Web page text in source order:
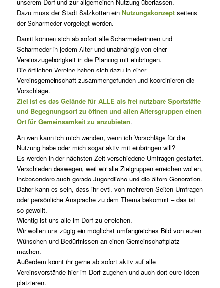
unserem Dorf und zur allgemeinen Nutzung überlassen.
Dazu muss der Stadt Salzkotten ein Nutzungskonzeptseitens
der Scharmeder vorgelegt werden.
Damit können sich ab sofort alle Scharmederinnen und
Scharmeder in jedem Alter und unabhängig von einer
Vereinszugehörigkeit in die Planung mit einbringen.
Die örtlichen Vereine haben sich dazu in einer
Vereinsgemeinschaft zusammengefunden und koordinieren die
Vorschläge.
Ziel ist es das Gelände für ALLE als frei nutzbare Sportstätte
und Begegnungsort zu öffnen und allen Altersgruppen einen
Ort für Gemeinsamkeit zu anzubieten.
An wen kann ich mich wenden, wenn ich Vorschläge für die
Nutzung habe oder mich sogar aktiv mit einbringen will?
Es werden in der nächsten Zeit verschiedene Umfragen gestartet.
Verschieden deswegen, weil wir alle Zielgruppen erreichen wollen,
insbesondere auch gerade Jugendliche und die ältere Generation.
Daher kann es sein, dass ihr evtl. von mehreren Seiten Umfragen
oder persönliche Ansprache zu dem Thema bekommt – das ist
so gewollt.
Wichtig ist uns alle im Dorf zu erreichen.
Wir wollen uns zügig ein möglichst umfangreiches Bild von euren
Wünschen und Bedürfnissen an einen Gemeinschaftplatz
machen.
Außerdem könnt ihr gerne ab sofort aktiv auf alle
Vereinsvorstände hier im Dorf zugehen und auch dort eure Ideen
platzieren.